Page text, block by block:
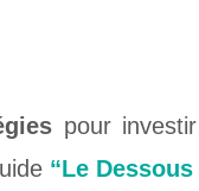
pour
“Le